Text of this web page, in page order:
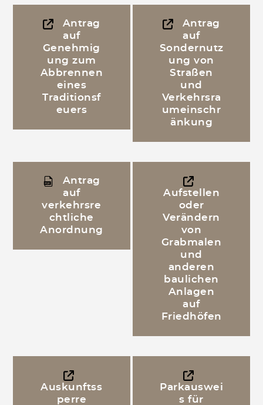
Antrag
auf
Genehmig
ung zum
Abbrennen
eines
Traditionsf
euers
Antrag
auf
Sondernutz
ung von
Straßen
und
Verkehrsra
umeinschr
änkung
Antrag
auf
verkehrsre
chtliche
Anordnung
Aufstellen
oder
Verändern
von
Grabmalen
und
anderen
baulichen
Anlagen
auf
Friedhöfen
Auskunftss
perre
Parkauswei
s für